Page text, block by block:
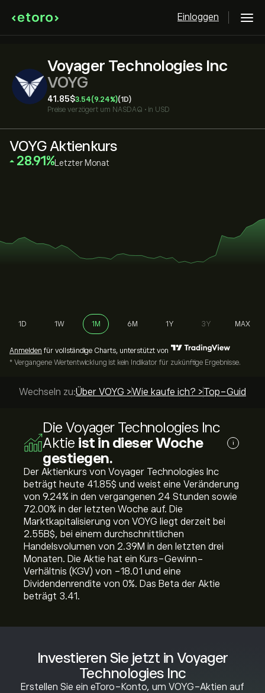
Einloggen
Voyager Technologies Inc
VOYG
41.85‎$‎3.54(9.24%)(1D)
Preise verzögert um NASDAQ • in USD
Investieren Sie jetzt in Voyager
Technologies Inc
Erstellen Sie ein eToro-Konto, um VOYG-Aktien auf
VOYG Aktienkurs
‎28.91‎ Letzter Monat
1D 1W 1M 6M 1Y 3Y MAX
Anmelden für vollständige Charts, unterstützt von
* Vergangene Wertentwicklung ist kein Indikator für zukünftige Ergebnisse.
Wechseln zu:Über VOYG >Wie kaufe ich? >Top-Guides >
Die Voyager Technologies Inc
Aktie ist in dieser Woche
gestiegen.
i
Der Aktienkurs von Voyager Technologies Inc
beträgt heute 41.85‎$‎ und weist eine Veränderung
von ‎9.24‎% in den vergangenen 24 Stunden sowie
‎72.00‎% in der letzten Woche auf. Die
Marktkapitalisierung von VOYG liegt derzeit bei
2.55B‎$‎, bei einem durchschnittlichen
Handelsvolumen von 2.39M in den letzten drei
Monaten. Die Aktie hat ein Kurs-Gewinn-
Verhältnis (KGV) von -18.01 und eine
Dividendenrendite von 0%. Das Beta der Aktie
beträgt 3.41.